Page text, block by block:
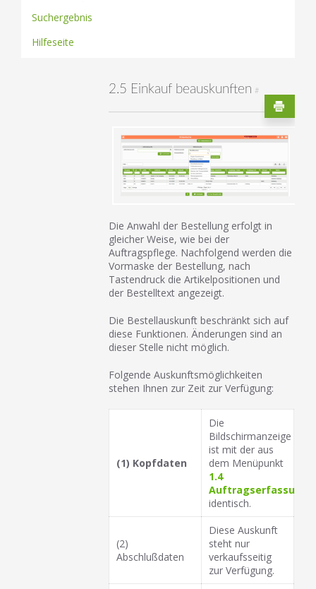
Suchergebnis
Hilfeseite
2.5 Einkauf beauskunften #
Die Anwahl der Bestellung erfolgt in
gleicher Weise, wie bei der
Auftragspflege. Nachfolgend werden die
Vormaske der Bestellung, nach
Tastendruck die Artikelpositionen und
der Bestelltext angezeigt.
Die Bestellauskunft beschränkt sich auf
diese Funktionen. Änderungen sind an
dieser Stelle nicht möglich.
Folgende Auskunftsmöglichkeiten
stehen Ihnen zur Zeit zur Verfügung:
(1) Kopfdaten
Die
Bildschirmanzeige
ist mit der aus
dem Menüpunkt
1.4
Auftragserfassung
identisch.
(2)
Abschlußdaten
Diese Auskunft
steht nur
verkaufsseitig
zur Verfügung.